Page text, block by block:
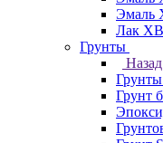
Эмаль
Лак
Грунты
Назад
Грунты
Грунт